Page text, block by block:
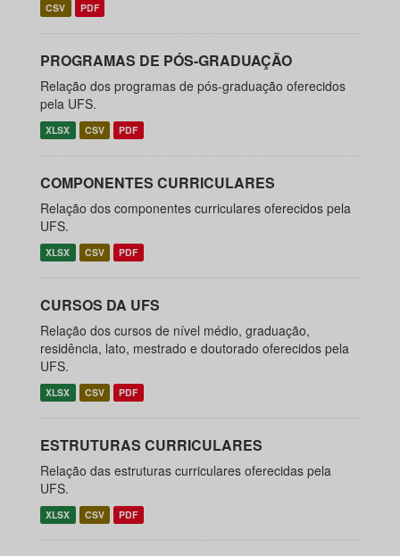
CSV PDF
PROGRAMAS DE PÓS-GRADUAÇÃO
Relação dos programas de pós-graduação oferecidos
pela UFS.
XLSX CSV PDF
COMPONENTES CURRICULARES
Relação dos componentes curriculares oferecidos pela
UFS.
XLSX CSV PDF
CURSOS DA UFS
Relação dos cursos de nível médio, graduação,
residência, lato, mestrado e doutorado oferecidos pela
UFS.
XLSX CSV PDF
ESTRUTURAS CURRICULARES
Relação das estruturas curriculares oferecidas pela
UFS.
XLSX CSV PDF